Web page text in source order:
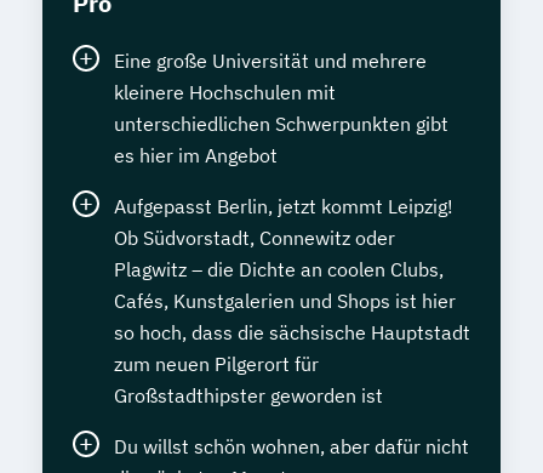
Eine große Universität und mehrere
kleinere Hochschulen mit
unterschiedlichen Schwerpunkten gibt
es hier im Angebot
Aufgepasst Berlin, jetzt kommt Leipzig!
Ob Südvorstadt, Connewitz oder
Plagwitz – die Dichte an coolen Clubs,
Cafés, Kunstgalerien und Shops ist hier
so hoch, dass die sächsische Hauptstadt
zum neuen Pilgerort für
Großstadthipster geworden ist
Du willst schön wohnen, aber dafür nicht